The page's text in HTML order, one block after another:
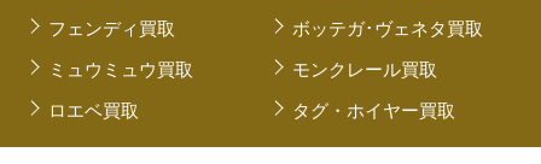
フェンディ買取 ボッテガ･ヴェネタ買取
ミュウミュウ買取 モンクレール買取
ロエベ買取 タグ・ホイヤー買取